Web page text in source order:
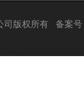
司版权所有 备案